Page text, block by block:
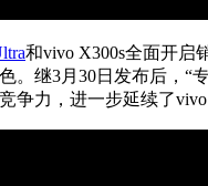
和vivo X300s全面开启
。继3月30日发布后，“
争力，进一步延续了